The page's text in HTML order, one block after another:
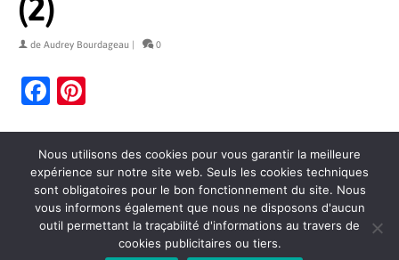
(2)
de Audrey Bourdageau | 0
Facebook
Politique de confidentialité Mentions légales
Nous utilisons des cookies pour vous garantir la meilleure
expérience sur notre site web. Seuls les cookies techniques
sont obligatoires pour le bon fonctionnement du site. Nous
vous informons également que nous ne disposons d'aucun
outil permettant la traçabilité d'informations au travers de
cookies publicitaires ou tiers.